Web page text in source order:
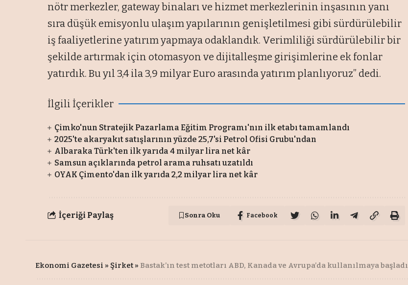
nötr merkezler, gateway binaları ve hizmet merkezlerinin inşasının yanı
sıra düşük emisyonlu ulaşım yapılarının genişletilmesi gibi sürdürülebilir
iş faaliyetlerine yatırım yapmaya odaklandık. Verimliliği sürdürülebilir bir
şekilde artırmak için otomasyon ve dijitalleşme girişimlerine ek fonlar
yatırdık. Bu yıl 3,4 ila 3,9 milyar Euro arasında yatırım planlıyoruz” dedi.
İlgili İçerikler
Çimko'nun Stratejik Pazarlama Eğitim Programı'nın ilk etabı tamamlandı
2025'te akaryakıt satışlarının yüzde 25,7'si Petrol Ofisi Grubu'ndan
Albaraka Türk'ten ilk yarıda 4 milyar lira net kâr
Samsun açıklarında petrol arama ruhsatı uzatıldı
OYAK Çimento'dan ilk yarıda 2,2 milyar lira net kâr
İçeriği Paylaş Sonra Oku Facebook
Ekonomi Gazetesi » Şirket » Bastak’ın test metotları ABD, Kanada ve Avrupa’da kullanılmaya başladı